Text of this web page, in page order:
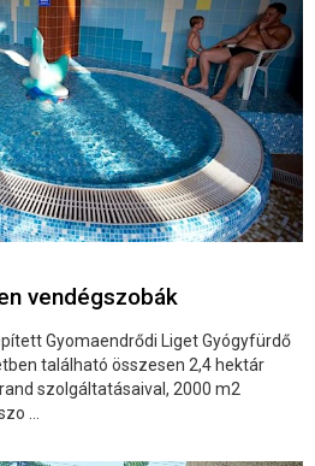
vendégszobák
Gyomaendrődi Liget Gyógyfürdő
található összesen 2,4 hektár
szolgáltatásaival, 2000 m2
...